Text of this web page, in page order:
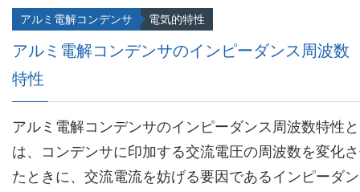
アルミ電解コンデンサのインピーダンス周波数
特性
アルミ電解コンデンサ 電気的特性
アルミ電解コンデンサのインピーダンス周波数特性と
は、コンデンサに印加する交流電圧の周波数を変化
たときに、交流電流を妨げる要因であるインピーダ